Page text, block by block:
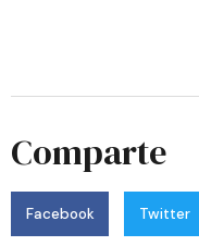
Comparte
Facebook Twitter